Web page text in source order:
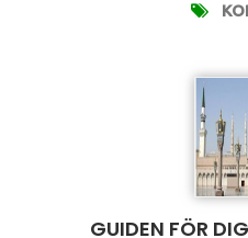
GUIDEN FÖR